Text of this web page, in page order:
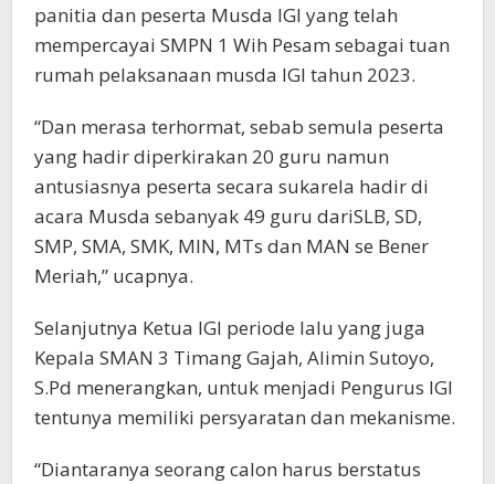
panitia dan peserta Musda IGI yang telah
mempercayai SMPN 1 Wih Pesam sebagai tuan
rumah pelaksanaan musda IGI tahun 2023.
“Dan merasa terhormat, sebab semula peserta
yang hadir diperkirakan 20 guru namun
antusiasnya peserta secara sukarela hadir di
acara Musda sebanyak 49 guru dariSLB, SD,
SMP, SMA, SMK, MIN, MTs dan MAN se Bener
Meriah,” ucapnya.
Selanjutnya Ketua IGI periode lalu yang juga
Kepala SMAN 3 Timang Gajah, Alimin Sutoyo,
S.Pd menerangkan, untuk menjadi Pengurus IGI
tentunya memiliki persyaratan dan mekanisme.
“Diantaranya seorang calon harus berstatus